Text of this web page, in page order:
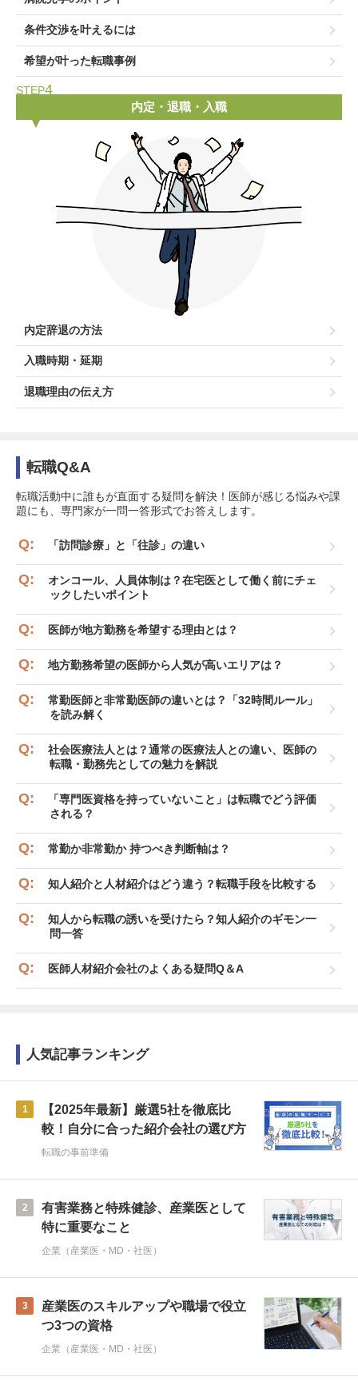
条件交渉を叶えるには
希望が叶った転職事例
STEP4
内定・退職・入職
内定辞退の方法
入職時期・延期
退職理由の伝え方
転職Q&A
転職活動中に誰もが直面する疑問を解決！医師が感じる悩みや課
題にも、専門家が一問一答形式でお答えします。
「訪問診療」と「往診」の違い
オンコール、人員体制は？在宅医として働く前にチェ
ックしたいポイント
医師が地方勤務を希望する理由とは？
地方勤務希望の医師から人気が高いエリアは？
常勤医師と非常勤医師の違いとは？「32時間ルール」
を読み解く
社会医療法人とは？通常の医療法人との違い、医師の
転職・勤務先としての魅力を解説
「専門医資格を持っていないこと」は転職でどう評価
される？
常勤か非常勤か 持つべき判断軸は？
知人紹介と人材紹介はどう違う？転職手段を比較する
知人から転職の誘いを受けたら？知人紹介のギモン一
問一答
医師人材紹介会社のよくある疑問Q＆A
人気記事ランキング
1
【2025年最新】厳選5社を徹底比
較！自分に合った紹介会社の選び方
転職の事前準備
2
有害業務と特殊健診、産業医として
特に重要なこと
企業（産業医・MD・社医）
3
産業医のスキルアップや職場で役立
つ3つの資格
企業（産業医・MD・社医）